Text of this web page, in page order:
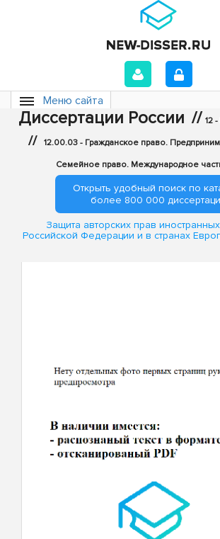
Меню сайта
Диссертации России // 12
// 12.00.03 - Гражданское право.
Семейное право. Международное
Открыть удобный поиск по
более 800 000
Защита авторских прав
Российской Федерации и в странах